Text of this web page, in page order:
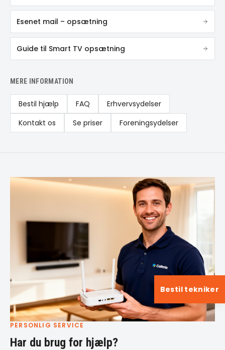
Esenet mail – opsætning
Guide til Smart TV opsætning
MERE INFORMATION
Bestil hjælp FAQ
Erhvervsydelser
Kontakt os
Se priser Foreningsydelser
PERSONLIG SERVICE
Har du brug for hjælp?
Bestil tekniker